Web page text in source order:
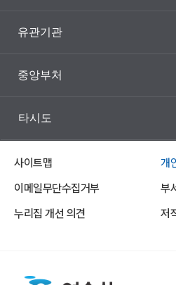
유관기관
중앙부처
타시도
사이트맵
개
이메일무단수집거부
부
누리집 개선 의견
저